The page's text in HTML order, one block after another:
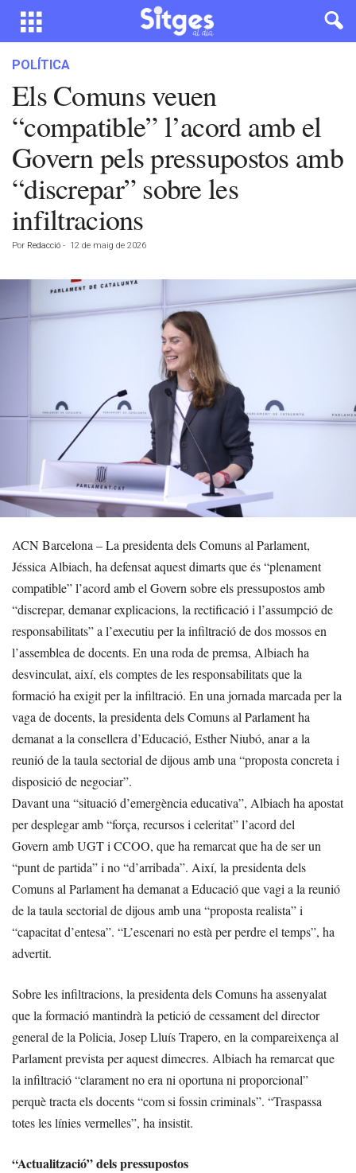
POLÍTICA
Els Comuns veuen
“compatible” l’acord amb el
Govern pels pressupostos amb
“discrepar” sobre les
infiltracions
Por Redacció - 12 de maig de 2026
ACN Barcelona – La presidenta dels Comuns al Parlament,
Jéssica Albiach, ha defensat aquest dimarts que és “plenament
compatible” l’acord amb el Govern sobre els pressupostos amb
“discrepar, demanar explicacions, la rectificació i l’assumpció de
responsabilitats” a l’executiu per la infiltració de dos mossos en
l’assemblea de docents. En una roda de premsa, Albiach ha
desvinculat, així, els comptes de les responsabilitats que la
formació ha exigit per la infiltració. En una jornada marcada per la
vaga de docents, la presidenta dels Comuns al Parlament ha
demanat a la consellera d’Educació, Esther Niubó, anar a la
reunió de la taula sectorial de dijous amb una “proposta concreta i
disposició de negociar”.
Davant una “situació d’emergència educativa”, Albiach ha apostat
per desplegar amb “força, recursos i celeritat” l’acord del
Govern amb UGT i CCOO, que ha remarcat que ha de ser un
“punt de partida” i no “d’arribada”. Així, la presidenta dels
Comuns al Parlament ha demanat a Educació que vagi a la reunió
de la taula sectorial de dijous amb una “proposta realista” i
“capacitat d’entesa”. “L’escenari no està per perdre el temps”, ha
advertit.
Sobre les infiltracions, la presidenta dels Comuns ha assenyalat
que la formació mantindrà la petició de cessament del director
general de la Policia, Josep Lluís Trapero, en la compareixença al
Parlament prevista per aquest dimecres. Albiach ha remarcat que
la infiltració “clarament no era ni oportuna ni proporcional”
perquè tracta els docents “com si fossin criminals”. “Traspassa
totes les línies vermelles”, ha insistit.
“Actualització” dels pressupostos